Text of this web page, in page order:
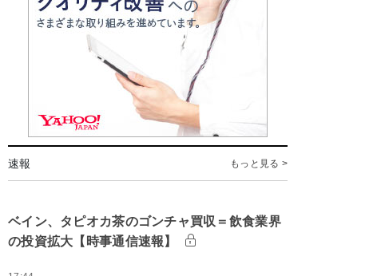
速報 もっと見る >
ベイン、タピオカ茶のゴンチャ買収＝飲食業界
の投資拡大【時事通信速報】